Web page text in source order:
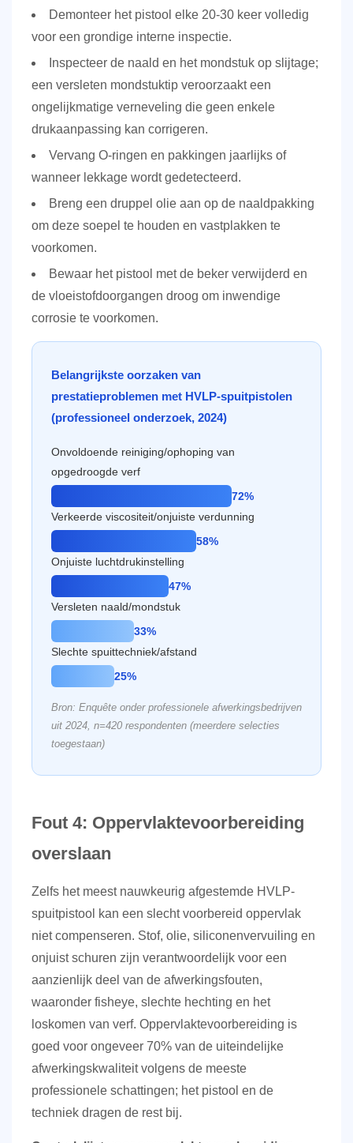
Demonteer het pistool elke 20-30 keer volledig
voor een grondige interne inspectie.
Inspecteer de naald en het mondstuk op slijtage;
een versleten mondstuktip veroorzaakt een
ongelijkmatige verneveling die geen enkele
drukaanpassing kan corrigeren.
Vervang O-ringen en pakkingen jaarlijks of
wanneer lekkage wordt gedetecteerd.
Breng een druppel olie aan op de naaldpakking
om deze soepel te houden en vastplakken te
voorkomen.
Bewaar het pistool met de beker verwijderd en
de vloeistofdoorgangen droog om inwendige
corrosie te voorkomen.
Belangrijkste oorzaken van
prestatieproblemen met HVLP-spuitpistolen
(professioneel onderzoek, 2024)
Onvoldoende reiniging/ophoping van
opgedroogde verf
72%
Verkeerde viscositeit/onjuiste verdunning
58%
Onjuiste luchtdrukinstelling
47%
Versleten naald/mondstuk
33%
Slechte spuittechniek/afstand
25%
Bron: Enquête onder professionele afwerkingsbedrijven
uit 2024, n=420 respondenten (meerdere selecties
toegestaan)
Fout 4: Oppervlaktevoorbereiding
overslaan
Zelfs het meest nauwkeurig afgestemde HVLP-
spuitpistool kan een slecht voorbereid oppervlak
niet compenseren. Stof, olie, siliconenvervuiling en
onjuist schuren zijn verantwoordelijk voor een
aanzienlijk deel van de afwerkingsfouten,
waaronder fisheye, slechte hechting en het
loskomen van verf. Oppervlaktevoorbereiding is
goed voor ongeveer 70% van de uiteindelijke
afwerkingskwaliteitvolgens de meeste
professionele schattingen; het pistool en de
techniek dragen de rest bij.